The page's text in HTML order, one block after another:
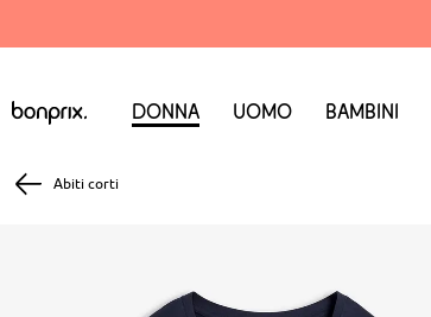
Donna Uomo Bambini
Abiti corti